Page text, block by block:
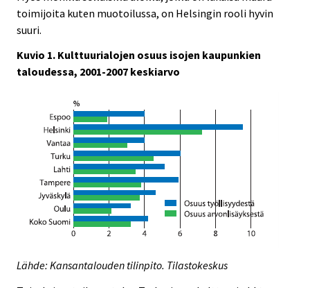
toimijoita kuten muotoilussa, on Helsingin rooli hyvin
suuri.
Kuvio 1. Kulttuurialojen osuus isojen kaupunkien
taloudessa, 2001-2007 keskiarvo
Lähde: Kansantalouden tilinpito. Tilastokeskus